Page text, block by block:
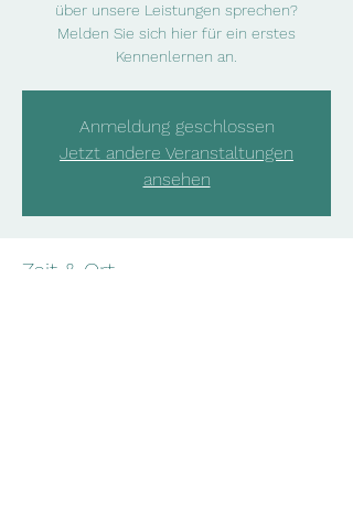
über unsere Leistungen sprechen?
Melden Sie sich hier für ein erstes
Kennenlernen an.
Anmeldung geschlossen
Jetzt andere Veranstaltungen
ansehen
Zeit & Ort